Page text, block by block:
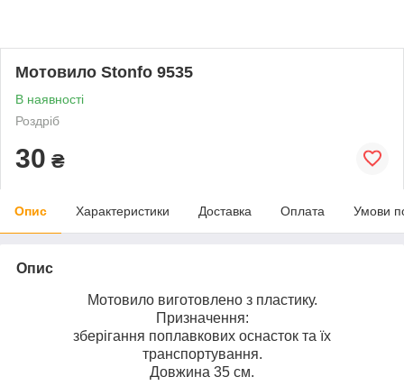
Мотовило Stonfo 9535
В наявності
Роздріб
30 ₴
Опис Характеристики Доставка Оплата Умови
Опис
Мотовило виготовлено з пластику.
Призначення:
зберігання поплавкових оснасток та їх
транспортування.
Довжина 35 см.